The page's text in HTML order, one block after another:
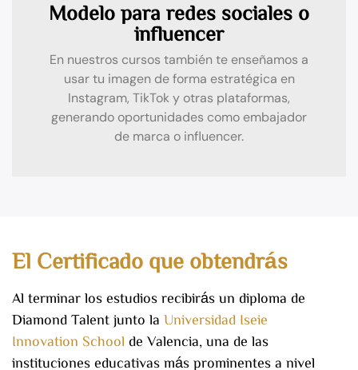
Modelo para redes sociales o
influencer
En nuestros cursos también te enseñamos a
usar tu imagen de forma estratégica en
Instagram, TikTok y otras plataformas,
generando oportunidades como embajador
de marca o influencer.
El Certificado que obtendrás
Al terminar los estudios recibirás un diploma de
Diamond Talent junto la Universidad Iseie
Innovation School de Valencia, una de las
instituciones educativas más prominentes a nivel